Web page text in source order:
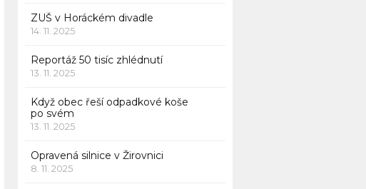
ZUŠ v Horáckém divadle
14. 11. 2025
Reportáž 50 tisíc zhlédnutí
13. 11. 2025
Když obec řeší odpadkové koše
po svém
13. 11. 2025
Opravená silnice v Žirovnici
8. 11. 2025